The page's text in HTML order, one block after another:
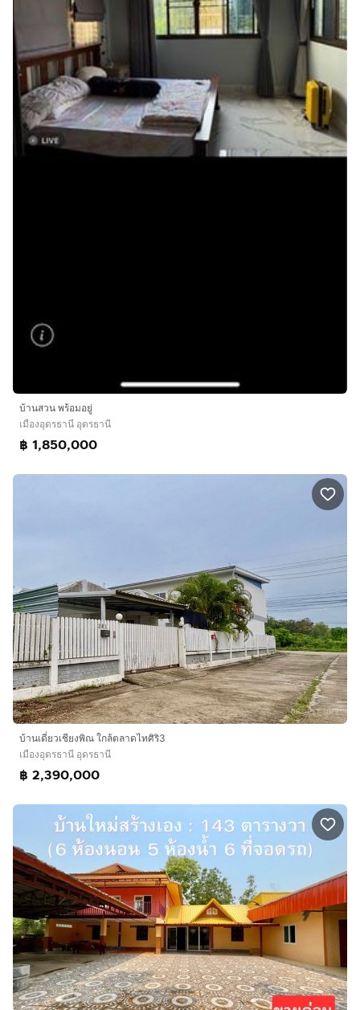
บ้านสวน พร้อมอยู่
เมืองอุดรธานี อุดรธานี
฿ 1,850,000
บ้านเดี่ยวเชียงพิณ ใกล้ตลาดไทศิริ3
เมืองอุดรธานี อุดรธานี
฿ 2,390,000